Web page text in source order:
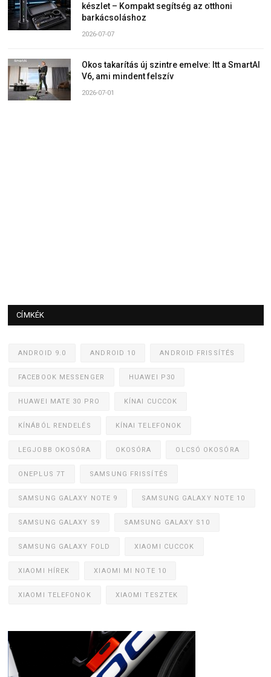
készlet – Kompakt segítség az otthoni
barkácsoláshoz
2026-07-07
Okos takarítás új szintre emelve: Itt a SmartAI
V6, ami mindent felszív
2026-07-01
CÍMKÉK
ANDROID 9.0 ANDROID 10 ANDROID FRISSÍTÉS
FACEBOOK MESSENGER HUAWEI P30
HUAWEI MATE 30 PRO KÍNAI CUCCOK
KÍNÁBÓL RENDELÉS KÍNAI TELEFONOK
LEGJOBB OKOSÓRA OKOSÓRA OLCSÓ OKOSÓRA
ONEPLUS 7T SAMSUNG FRISSÍTÉS
SAMSUNG GALAXY NOTE 9 SAMSUNG GALAXY NOTE 10
SAMSUNG GALAXY S9 SAMSUNG GALAXY S10
SAMSUNG GALAXY FOLD XIAOMI CUCCOK
XIAOMI HÍREK XIAOMI MI NOTE 10
XIAOMI TELEFONOK XIAOMI TESZTEK